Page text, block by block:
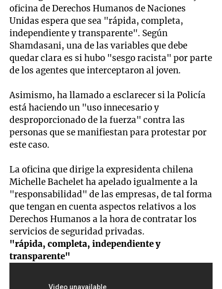
oficina de Derechos Humanos de Naciones
Unidas espera que sea "rápida, completa,
independiente y transparente". Según
Shamdasani, una de las variables que debe
quedar clara es si hubo "sesgo racista" por parte
de los agentes que interceptaron al joven.
Asimismo, ha llamado a esclarecer si la Policía
está haciendo un "uso innecesario y
desproporcionado de la fuerza" contra las
personas que se manifiestan para protestar por
este caso.
La oficina que dirige la expresidenta chilena
Michelle Bachelet ha apelado igualmente a la
"responsabilidad" de las empresas, de tal forma
que tengan en cuenta aspectos relativos a los
Derechos Humanos a la hora de contratar los
servicios de seguridad privadas.
"rápida, completa, independiente y
transparente"